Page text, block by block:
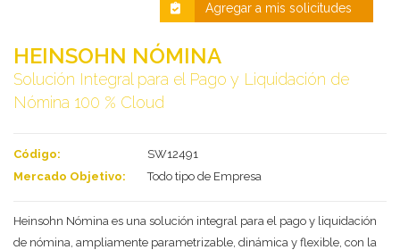
Deseo recibir información de otros Productos /
Servicios similares al solicitado
Agregar a mis solicitudes
HEINSOHN NÓMINA
Solución Integral para el Pago y Liquidación de
Nómina 100 % Cloud
Código:
SW12491
Mercado Objetivo:
Todo tipo de Empresa
Heinsohn Nómina es una solución integral para el pago y liquidación
de nómina, ampliamente parametrizable, dinámica y flexible, con la